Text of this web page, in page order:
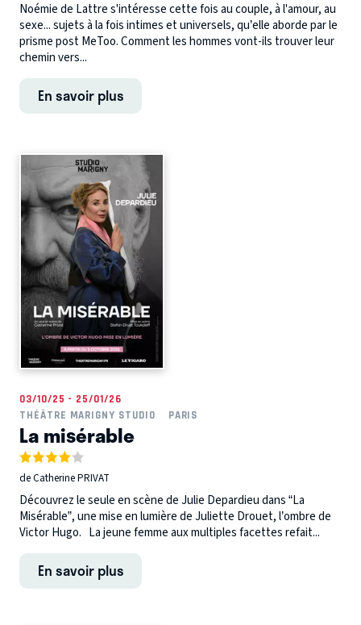
Noémie de Lattre s'intéresse cette fois au couple, à l'amour, au
sexe... sujets à la fois intimes et universels, qu’elle aborde par le
prisme post MeToo. Comment les hommes vont-ils trouver leur
chemin vers...
En savoir plus
03/10/25 - 25/01/26
THÉÂTRE MARIGNY STUDIO
PARIS
La misérable
de Catherine PRIVAT
Découvrez le seule en scène de Julie Depardieu dans “La
Misérable”, une mise en lumière de Juliette Drouet, l’ombre de
Victor Hugo. La jeune femme aux multiples facettes refait...
En savoir plus